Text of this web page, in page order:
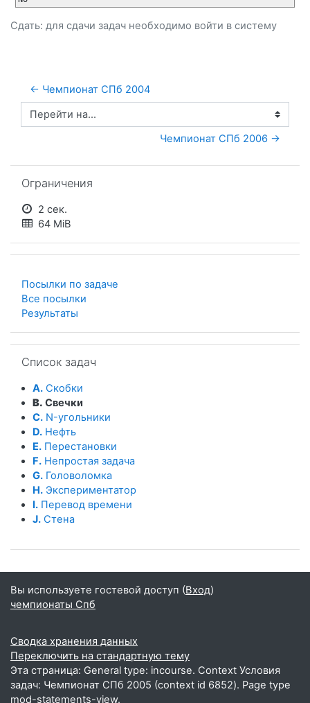
Сдать: для сдачи задач необходимо войти в систему
← Чемпионат СПб 2004
Перейти на...
Чемпионат СПб 2006 →
Ограничения
2 сек.
64 MiB
Посылки по задаче
Все посылки
Результаты
Список задач
A. Скобки
B. Свечки
C. N-угольники
D. Нефть
E. Перестановки
F. Непростая задача
G. Головоломка
H. Экспериментатор
I. Перевод времени
J. Стена
Вы используете гостевой доступ (Вход)
чемпионаты Спб
Сводка хранения данных
Переключить на стандартную тему
Эта страница: General type: incourse. Context Условия
задач: Чемпионат СПб 2005 (context id 6852). Page type
mod-statements-view.